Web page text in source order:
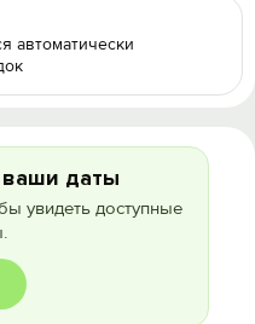
автоматически
даты
увидеть доступные